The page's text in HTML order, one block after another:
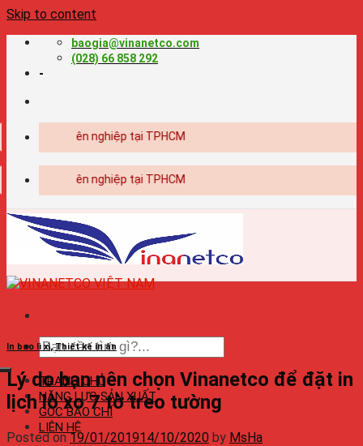
Skip to content
baogia@vinanetco.com
(028) 66 858 292
-
ấn chuyên nghiệp tại TPHCM
ấn chuyên nghiệp tại TPHCM
TRANG CHỦ
NĂNG LỰC SẢN XUẤT
GÓC BÁO CHÍ
LIÊN HỆ
In bao lì xì,Thiết kế in ấn
Lý do bạn nên chọn Vinanetco để đặt in
lịch lò xo 7 tờ treo tường
Posted on19/01/201914/10/2020 by MsHa